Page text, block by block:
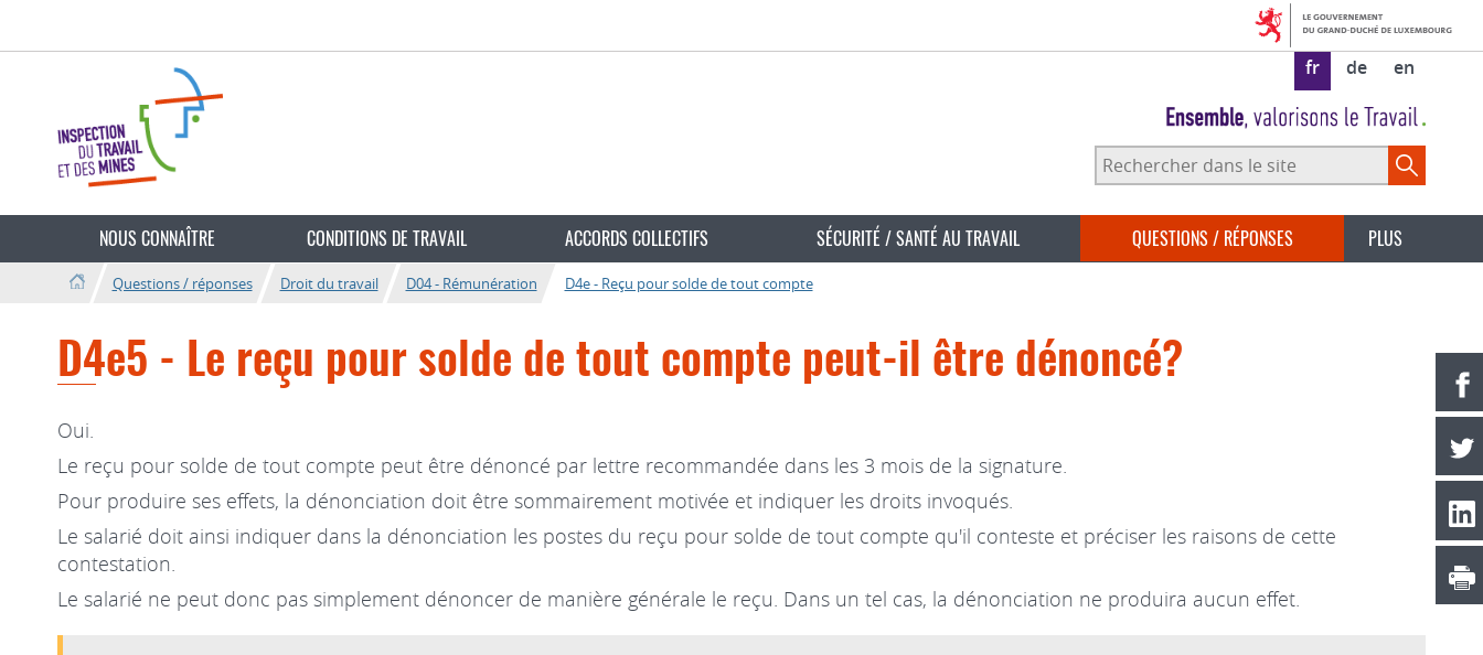
langue
fr de en
Rechercher
dans
NOUS CONNAÎTRE CONDITIONS DE TRAVAIL ACCORDS COLLECTIFS SÉCURITÉ / SANTÉ AU TRAVAIL QUESTIONS / RÉPONSES PLUS
Questions / réponses Droit du travail D04 - Rémunération D4e - Reçu pour solde de tout compte
D4e5 - Le reçu pour solde de tout compte peut-il être dénoncé?
Oui.
Le reçu pour solde de tout compte peut être dénoncé par lettre recommandée dans les 3 mois de la signature.
Pour produire ses effets, la dénonciation doit être sommairement motivée et indiquer les droits invoqués.
Le salarié doit ainsi indiquer dans la dénonciation les postes du reçu pour solde de tout compte qu'il conteste et préciser les raisons de cette
contestation.
Le salarié ne peut donc pas simplement dénoncer de manière générale le reçu. Dans un tel cas, la dénonciation ne produira aucun effet.